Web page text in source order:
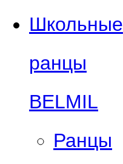
Школьные
ранцы
BELMIL
Ранцы